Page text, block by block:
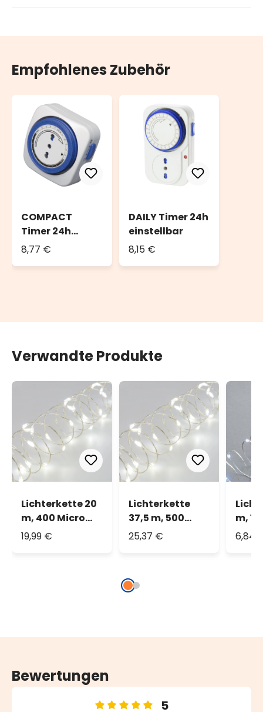
Empfohlenes Zubehör
COMPACT
Timer 24h
einstellbar
8,77 €
DAILY Timer 24h
einstellbar
8,15 €
Verwandte Produkte
Lichterkette 20
m, 400 Micro
LEDs kaltweiß
19,99 €
Lichterkette
37,5 m, 500
Micro LEDs
25,37 €
m,
6,84
Bewertungen
5